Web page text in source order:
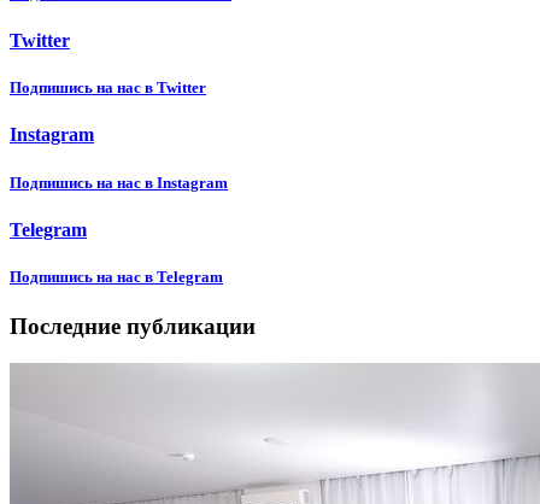
Twitter
Подпишиcь на нас в Twitter
Instagram
Подпишиcь на нас в Instagram
Telegram
Подпишиcь на нас в Telegram
Последние публикации